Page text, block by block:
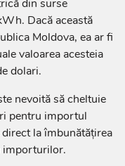
din surse
Dacă această
Moldova, ea ar fi
valoarea acesteia
dolari.
nevoită să cheltuie
pentru importul
la îmbunătățirea
importurilor.